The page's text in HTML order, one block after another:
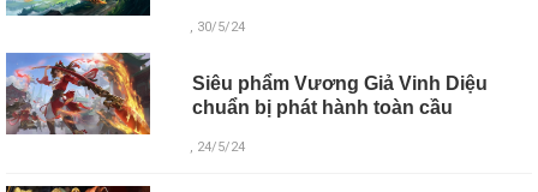
, 30/5/24
Siêu phẩm Vương Giả Vinh Diệu
chuẩn bị phát hành toàn cầu
, 24/5/24